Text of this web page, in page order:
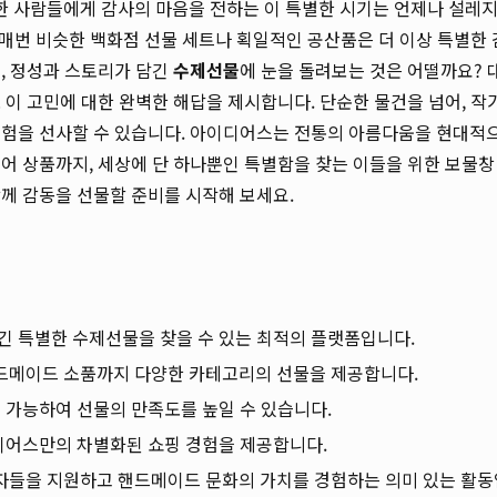
람들에게 감사의 마음을 전하는 이 특별한 시기는 언제나 설레지
비슷한 백화점 선물 세트나 획일적인 공산품은 더 이상 특별한
정성과 스토리가 담긴 수제선물에 눈을 돌려보는 것은 어떨까요?
고민에 대한 완벽한 해답을 제시합니다. 단순한 물건을 넘어, 작
을 선사할 수 있습니다. 아이디어스는 전통의 아름다움을 현대적
상품까지, 세상에 단 하나뿐인 특별함을 찾는 이들을 위한 보물창
감동을 선물할 준비를 시작해 보세요.
특별한 수제선물을 찾을 수 있는 최적의 플랫폼입니다.
이드 소품까지 다양한 카테고리의 선물을 제공합니다.
능하여 선물의 만족도를 높일 수 있습니다.
스만의 차별화된 쇼핑 경험을 제공합니다.
을 지원하고 핸드메이드 문화의 가치를 경험하는 의미 있는 활동